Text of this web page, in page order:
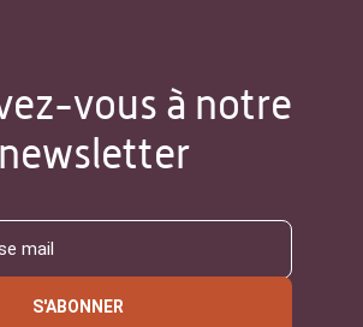
vous à notre
newsletter
S'ABONNER